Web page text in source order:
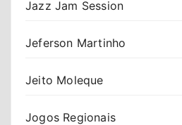
Jazz Jam Session
Jeferson Martinho
Jeito Moleque
Jogos Regionais